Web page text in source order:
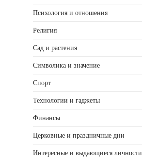
Психология и отношения
Религия
Сад и растения
Символика и значение
Спорт
Технологии и гаджеты
Финансы
Церковные и праздничные дни
Интересные и выдающиеся личности